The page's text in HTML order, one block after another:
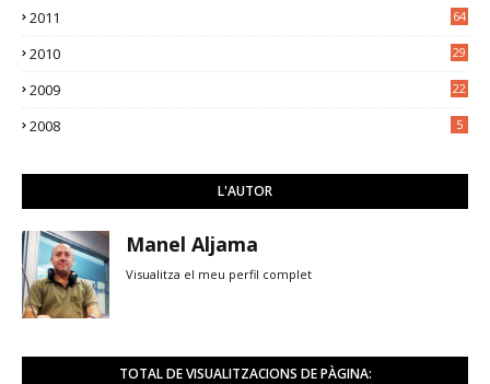
2011 64
2010 29
2009 22
2008 5
L'AUTOR
Manel Aljama
Visualitza el meu perfil complet
TOTAL DE VISUALITZACIONS DE PÀGINA: